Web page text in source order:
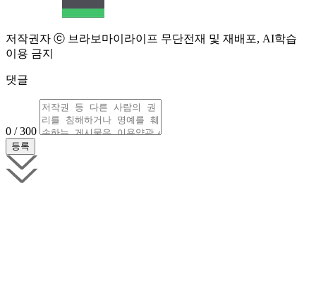
저작권자 ⓒ 브라보마이라이프 무단전재 및 재배포, AI학습
이용 금지
댓글
0 / 300